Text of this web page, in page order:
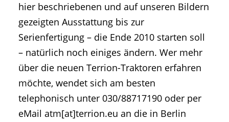
hier beschriebenen und auf unseren Bildern
gezeigten Ausstattung bis zur
Serienfertigung – die Ende 2010 starten soll
– natürlich noch einiges ändern. Wer mehr
über die neuen Terrion-Traktoren erfahren
möchte, wendet sich am besten
telephonisch unter 030/88717190 oder per
eMail atm[at]terrion.eu an die in Berlin